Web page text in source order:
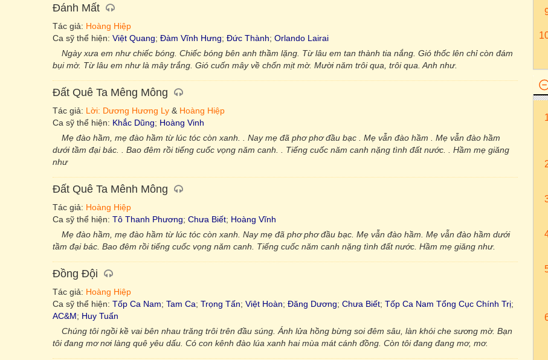
Đánh Mất
Tác giả: Hoàng Hiệp
Ca sỹ thể hiện: Việt Quang; Đàm Vĩnh Hưng; Đức Thành; Orlando Lairai
Ngày xưa em như chiếc bóng. Chiếc bóng bên anh thầm lặng. Từ lâu em tan thành tia nắng. Gió thốc lên chỉ còn đám
bụi mờ. Từ lâu em như là mây trắng. Gió cuốn mây về chốn mịt mờ. Mười năm trôi qua, trôi qua. Anh như.
Đất Quê Ta Mêng Mông
Tác giả: Lời: Dương Hương Ly & Hoàng Hiệp
Ca sỹ thể hiện: Khắc Dũng; Hoàng Vinh
Mẹ đào hầm, mẹ đào hầm từ lúc tóc còn xanh. . Nay mẹ đã phơ phơ đầu bạc . Mẹ vẫn đào hầm . Mẹ vẫn đào hầm
dưới tầm đại bác. . Bao đêm rồi tiếng cuốc vọng năm canh. . Tiếng cuốc năm canh nặng tình đất nước. . Hầm mẹ giăng
như
Đất Quê Ta Mênh Mông
Tác giả: Hoàng Hiệp
Ca sỹ thể hiện: Tô Thanh Phương; Chưa Biết; Hoàng Vĩnh
Mẹ đào hầm, mẹ đào hầm từ lúc tóc còn xanh. Nay mẹ đã phơ phơ đầu bạc. Mẹ vẫn đào hầm. Mẹ vẫn đào hầm dưới
tầm đại bác. Bao đêm rồi tiếng cuốc vọng năm canh. Tiếng cuốc năm canh nặng tình đất nước. Hầm mẹ giăng như.
Đồng Đội
Tác giả: Hoàng Hiệp
Ca sỹ thể hiện: Tốp Ca Nam; Tam Ca; Trọng Tấn; Việt Hoàn; Đăng Dương; Chưa Biết; Tốp Ca Nam Tổng Cục Chính Trị;
AC&M; Huy Tuấn
Chúng tôi ngồi kề vai bên nhau trăng trôi trên đầu súng. Ánh lửa hồng bừng soi đêm sâu, làn khói che sương mờ. Bạn
tôi đang mơ nơi làng quê yêu dấu. Có con kênh đào lúa xanh hai mùa mát cánh đồng. Còn tôi đang đang mơ, mơ.